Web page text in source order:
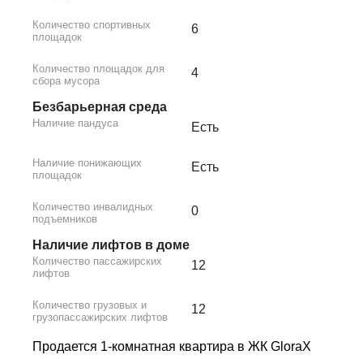
Количество спортивных
площадок
6
Количество площадок для
сбора мусора
4
Безбарьерная среда
Наличие пандуса Есть
Наличие понижающих
площадок
Есть
Количество инвалидных
подъемников
0
Наличие лифтов в доме
Количество пассажирских
лифтов
12
Количество грузовых и
грузопассажирских лифтов
12
Продается 1-комнатная квартира в ЖК GloraX